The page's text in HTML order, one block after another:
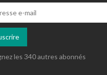
les 340 autres abonnés